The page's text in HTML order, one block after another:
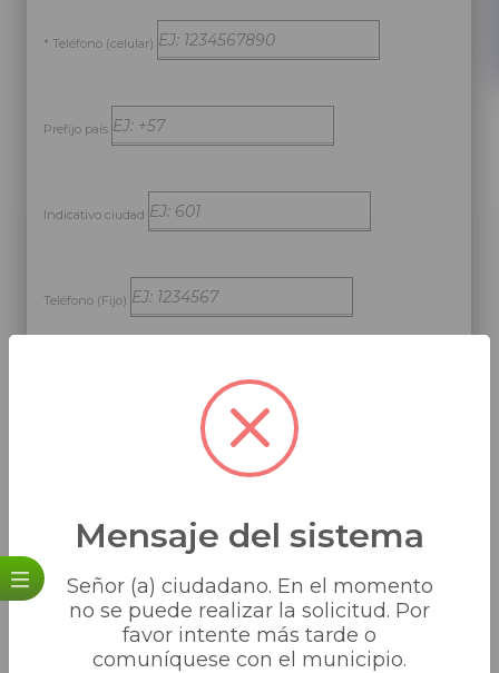
* Teléfono (celular)
Prefijo país
Indicativo ciudad
Teléfono (Fijo)
SUBIR ARCHIVOS
Importante
Ingrese una descripción, indicando el
motivo de la solicitud.
Mensaje del sistema
Señor (a) ciudadano. En el momento
no se puede realizar la solicitud. Por
favor intente más tarde o
comuníquese con el municipio.